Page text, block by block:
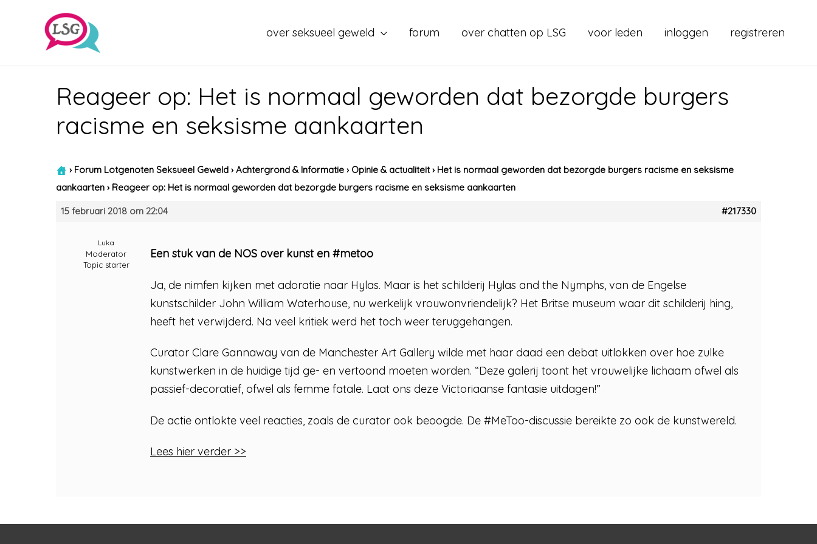
over seksueel geweld forum over chatten op LSG voor leden inloggen registreren
Reageer op: Het is normaal geworden dat bezorgde burgers
racisme en seksisme aankaarten
› Forum Lotgenoten Seksueel Geweld › Achtergrond & Informatie › Opinie & actualiteit › Het is normaal geworden dat bezorgde burgers racisme en seksisme
aankaarten › Reageer op: Het is normaal geworden dat bezorgde burgers racisme en seksisme aankaarten
15 februari 2018 om 22:04 #217330
Luka
Moderator
Topic starter
Een stuk van de NOS over kunst en #metoo
Ja, de nimfen kijken met adoratie naar Hylas. Maar is het schilderij Hylas and the Nymphs, van de Engelse
kunstschilder John William Waterhouse, nu werkelijk vrouwonvriendelijk? Het Britse museum waar dit schilderij hing,
heeft het verwijderd. Na veel kritiek werd het toch weer teruggehangen.
Curator Clare Gannaway van de Manchester Art Gallery wilde met haar daad een debat uitlokken over hoe zulke
kunstwerken in de huidige tijd ge- en vertoond moeten worden. “Deze galerij toont het vrouwelijke lichaam ofwel als
passief-decoratief, ofwel als femme fatale. Laat ons deze Victoriaanse fantasie uitdagen!”
De actie ontlokte veel reacties, zoals de curator ook beoogde. De #MeToo-discussie bereikte zo ook de kunstwereld.
Lees hier verder >>